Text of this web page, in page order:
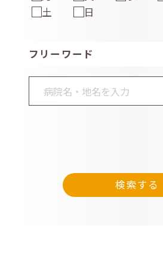
土
日
フリーワード
検索する